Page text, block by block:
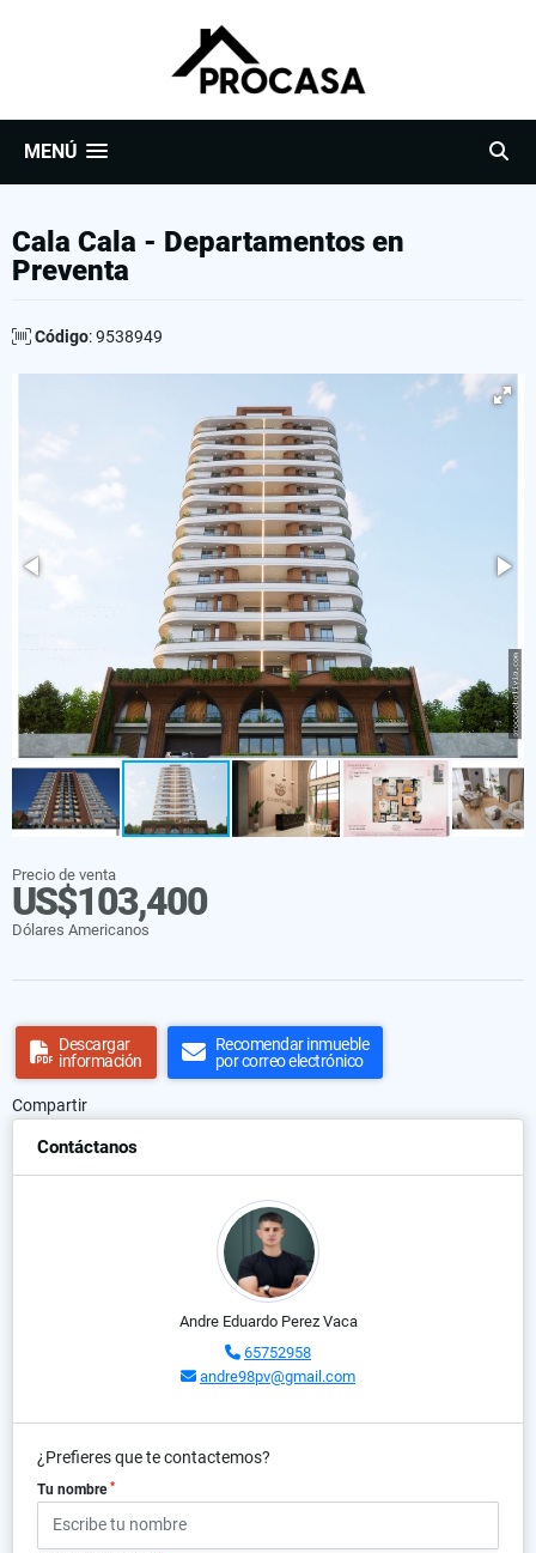
MENÚ
Cala Cala - Departamentos en
Preventa
Código: 9538949
Precio de venta
US$103,400
Dólares Americanos
Descargar
información
Recomendar inmueble
por correo electrónico
Compartir
Contáctanos
Andre Eduardo Perez Vaca
65752958
andre98pv@gmail.com
¿Prefieres que te contactemos?
Tu nombre *